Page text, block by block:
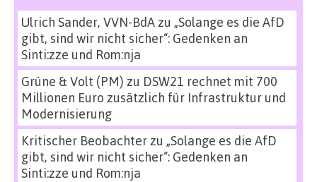
Ulrich Sander, VVN-BdAzu „Solange es die AfD
gibt, sind wir nicht sicher“: Gedenken an
Sinti:zze und Rom:nja
Grüne & Volt (PM) zu DSW21 rechnet mit 700
Millionen Euro zusätzlich für Infrastruktur und
Modernisierung
Kritischer Beobachterzu „Solange es die AfD
gibt, sind wir nicht sicher“: Gedenken an
Sinti:zze und Rom:nja